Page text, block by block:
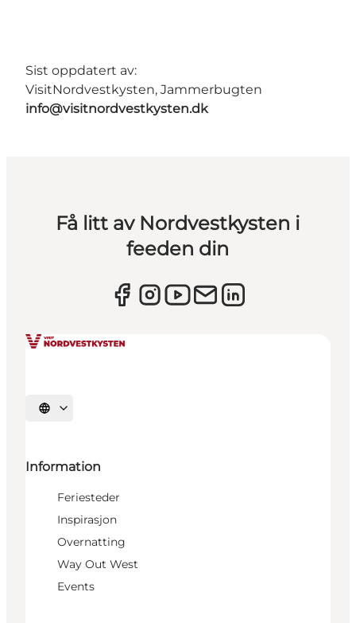
Sist oppdatert av:
VisitNordvestkysten, Jammerbugten
info@visitnordvestkysten.dk
Få litt av Nordvestkysten i
feeden din
Velg språk
Information
Feriesteder
Inspirasjon
Overnatting
Way Out West
Events